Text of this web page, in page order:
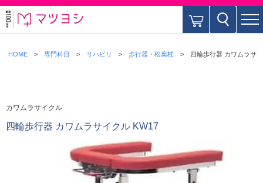
HOME 専門科目 リハビリ 歩行器・松葉杖 四輪歩行器 カワムラサ
カワムラサイクル
四輪歩行器 カワムラサイクル KW17